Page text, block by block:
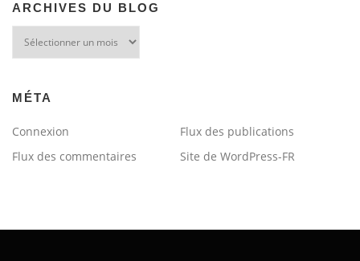
ARCHIVES DU BLOG
MÉTA
Connexion
Flux des publications
Flux des commentaires
Site de WordPress-FR